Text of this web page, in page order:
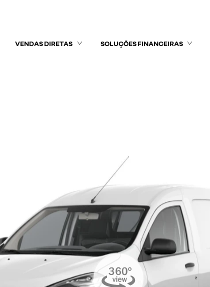
VENDAS DIRETAS SOLUÇÕES FINANCEIRAS